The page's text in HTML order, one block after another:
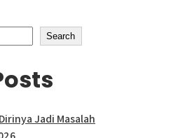
Search
Jadi Masalah